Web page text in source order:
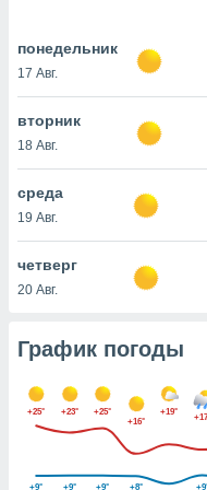
установки
мы и
или
и
вашем
понедельник
17 Авг.
вторник
18 Авг.
среда
19 Авг.
четверг
20 Авг.
График погоды
+25° +23°
+25°
+16°
+19°
+9° +9° +9° +8°